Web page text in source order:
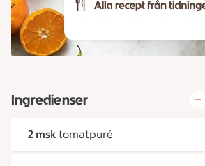
Ingredienser
2 msk tomatpuré